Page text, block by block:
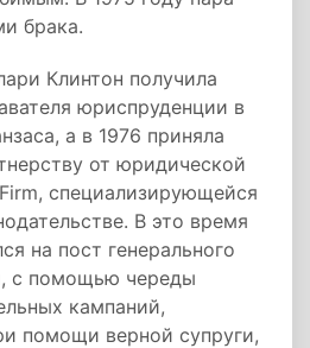
брака.
Клинтон получила
юриспруденции в
а в 1976 приняла
от юридической
специализирующейся
В это время
на пост генерального
с помощью череды
кампаний,
помощи верной супруги,